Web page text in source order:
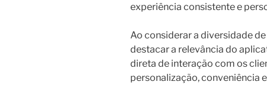
experiência consistente e
Ao considerar a diversidade
destacar a relevância do
direta de interação com os
personalização, conveniência